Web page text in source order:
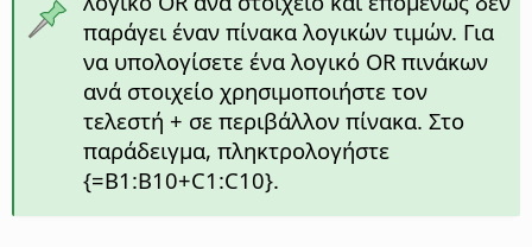
παράγει έναν πίνακα λογικών τιμών. Για
να υπολογίσετε ένα λογικό OR πινάκων
ανά στοιχείο χρησιμοποιήστε τον
τελεστή + σε περιβάλλον πίνακα. Στο
παράδειγμα, πληκτρολογήστε
{=B1:B10+C1:C10}.